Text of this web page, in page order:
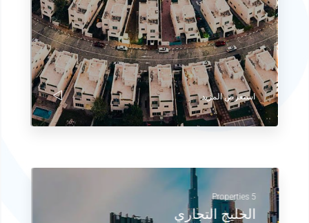
استعرض المزيد
5 Properties
الخليج التجاري